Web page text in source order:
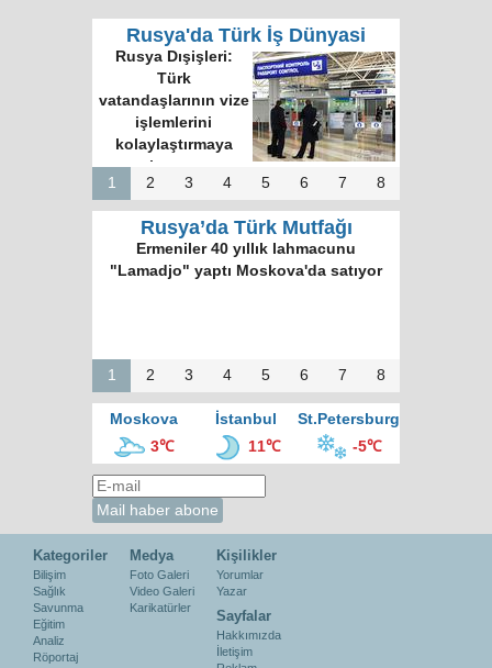
Rusya'da Türk İş Dünyasi
Rusya Dışişleri:
Türk
vatandaşlarının vize
işlemlerini
kolaylaştırmaya
hazırız
1
2 3 4 5 6 7 8
Rusya’da Türk Mutfağı
Ermeniler 40 yıllık lahmacunu
"Lamadjo" yaptı Moskova'da satıyor
1 2 3 4 5 6 7 8
Moskova İstanbul
St.Petersburg
3℃
11℃ -5℃
Kategoriler
Bilişim
Sağlık
Savunma
Eğitim
Analiz
Röportaj
Medya
Foto Galeri
Video Galeri
Karikatürler
Kişilikler
Yorumlar
Yazar
Sayfalar
Hakkımızda
İletişim